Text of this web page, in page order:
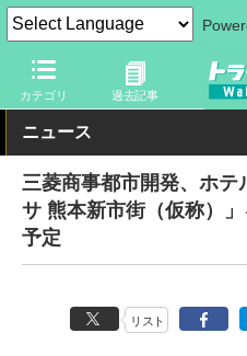
カテゴリ 過去記事
トラベル Watch 旅の情報 ホ
ニュース
三菱商事都市開発、ホテ
サ 熊本新市街（仮称）
予定
リスト